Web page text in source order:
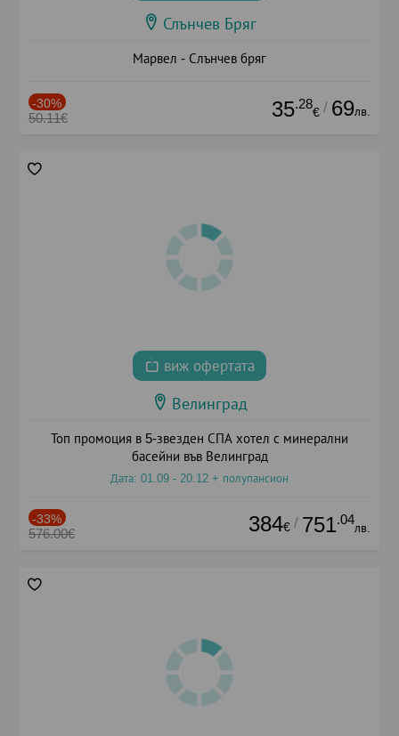
Слънчев Бряг
Марвел - Слънчев бряг
-30%
50.11€ 35.28
€ / 69лв.
виж офертата
Велинград
Топ промоция в 5-звезден СПА хотел с минерални
басейни във Велинград
Дата: 01.09 - 20.12 + полупансион
-33%
576.00€ 384€ / 751.04
лв.